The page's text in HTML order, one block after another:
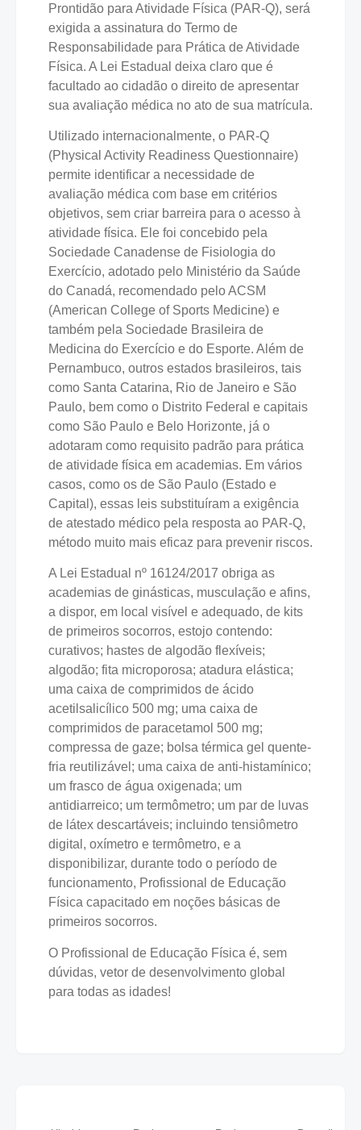
Prontidão para Atividade Física (PAR-Q), será
exigida a assinatura do Termo de
Responsabilidade para Prática de Atividade
Física. A Lei Estadual deixa claro que é
facultado ao cidadão o direito de apresentar
sua avaliação médica no ato de sua matrícula.
Utilizado internacionalmente, o PAR-Q
(Physical Activity Readiness Questionnaire)
permite identificar a necessidade de
avaliação médica com base em critérios
objetivos, sem criar barreira para o acesso à
atividade física. Ele foi concebido pela
Sociedade Canadense de Fisiologia do
Exercício, adotado pelo Ministério da Saúde
do Canadá, recomendado pelo ACSM
(American College of Sports Medicine) e
também pela Sociedade Brasileira de
Medicina do Exercício e do Esporte. Além de
Pernambuco, outros estados brasileiros, tais
como Santa Catarina, Rio de Janeiro e São
Paulo, bem como o Distrito Federal e capitais
como São Paulo e Belo Horizonte, já o
adotaram como requisito padrão para prática
de atividade física em academias. Em vários
casos, como os de São Paulo (Estado e
Capital), essas leis substituíram a exigência
de atestado médico pela resposta ao PAR-Q,
método muito mais eficaz para prevenir riscos.
A Lei Estadual nº 16124/2017 obriga as
academias de ginásticas, musculação e afins,
a dispor, em local visível e adequado, de kits
de primeiros socorros, estojo contendo:
curativos; hastes de algodão flexíveis;
algodão; fita microporosa; atadura elástica;
uma caixa de comprimidos de ácido
acetilsalicílico 500 mg; uma caixa de
comprimidos de paracetamol 500 mg;
compressa de gaze; bolsa térmica gel quente-
fria reutilizável; uma caixa de anti-histamínico;
um frasco de água oxigenada; um
antidiarreico; um termômetro; um par de luvas
de látex descartáveis; incluindo tensiômetro
digital, oxímetro e termômetro, e a
disponibilizar, durante todo o período de
funcionamento, Profissional de Educação
Física capacitado em noções básicas de
primeiros socorros.
O Profissional de Educação Física é, sem
dúvidas, vetor de desenvolvimento global
para todas as idades!